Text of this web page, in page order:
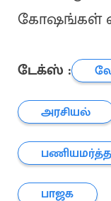
கோஷங்கள்
டேக்ஸ் :
அரசியல்
பாஜக